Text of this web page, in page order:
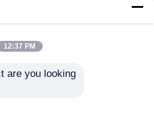
Endotracheal σωλήνας
12:37 PM
are you looking